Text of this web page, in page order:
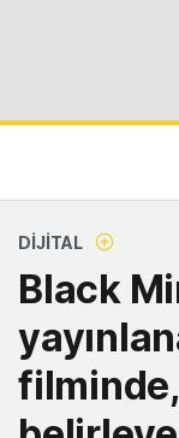
DIJITAL
Black